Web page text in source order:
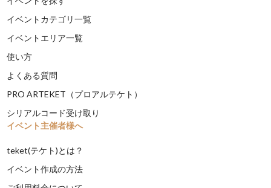
イベントカテゴリ一覧
イベントエリア一覧
使い方
よくある質問
PRO ARTEKET（プロアルテケト）
シリアルコード受け取り
イベント主催者様へ
teket(テケト)とは？
イベント作成の方法